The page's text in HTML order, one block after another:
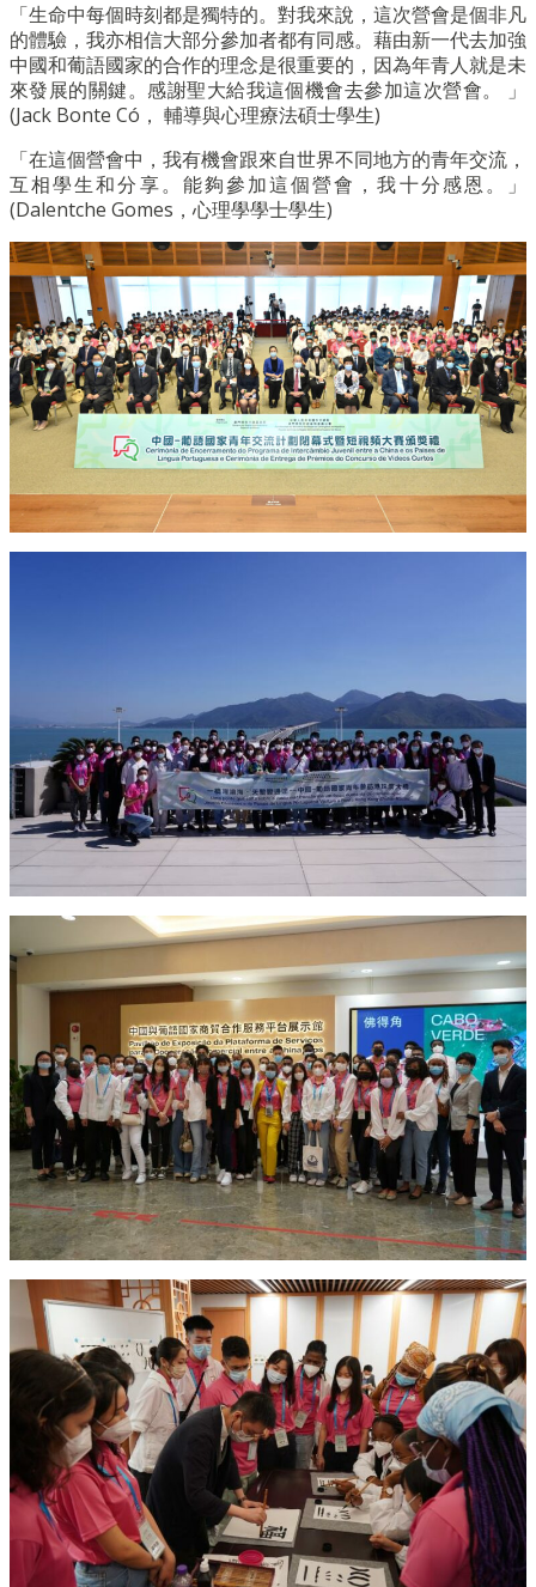
「生命中每個時刻都是獨特的。對我來說，這次營會是個非凡
的體驗，我亦相信大部分參加者都有同感。藉由新一代去加強
中國和葡語國家的合作的理念是很重要的，因為年青人就是未
來發展的關鍵。感謝聖大給我這個機會去參加這次營會。 」
(Jack Bonte Có， 輔導與心理療法碩士學生)
「在這個營會中，我有機會跟來自世界不同地方的青年交流，
互相學生和分享。能夠參加這個營會，我十分感恩。」
(Dalentche Gomes，心理學學士學生)